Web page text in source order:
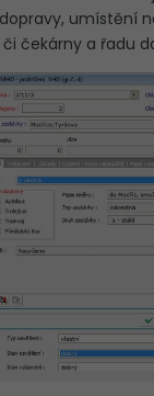
umístění
čekárny a řadu